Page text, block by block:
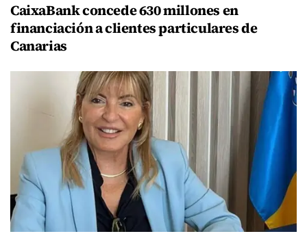
CaixaBank concede 630 millones en
financiación a clientes particulares de
Canarias